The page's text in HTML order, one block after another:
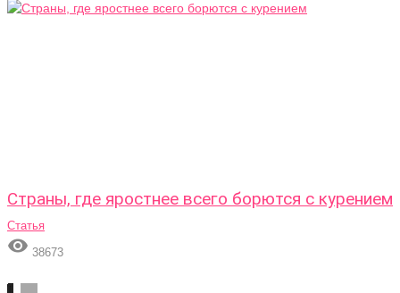
Страны, где яростнее всего борются с курением
Статья
 38673